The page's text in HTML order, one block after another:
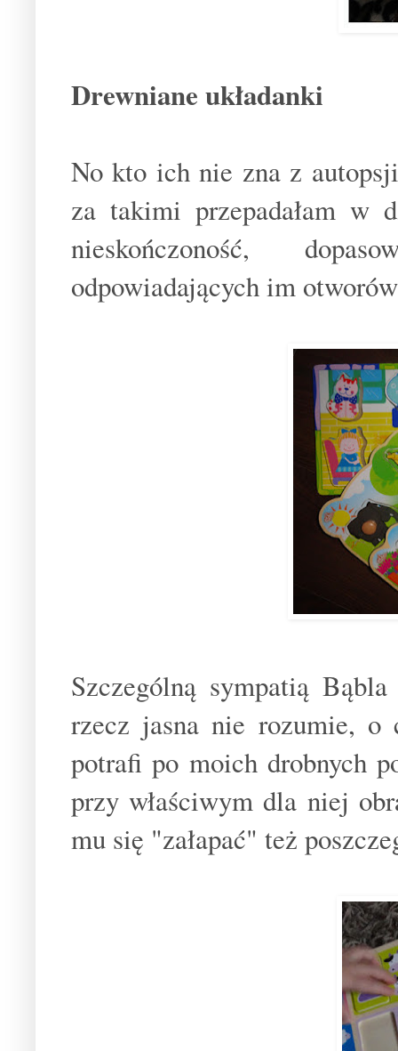
Drewniane układanki
No kto ich nie zna z
za takimi przepadałam w
nieskończoność,
odpowiadających im
Szczególną sympatią
rzecz jasna nie rozumie,
potrafi po moich drobnych
przy właściwym dla niej
mu się "załapać" też